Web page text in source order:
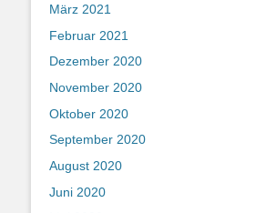
März 2021
Februar 2021
Dezember 2020
November 2020
Oktober 2020
September 2020
August 2020
Juni 2020